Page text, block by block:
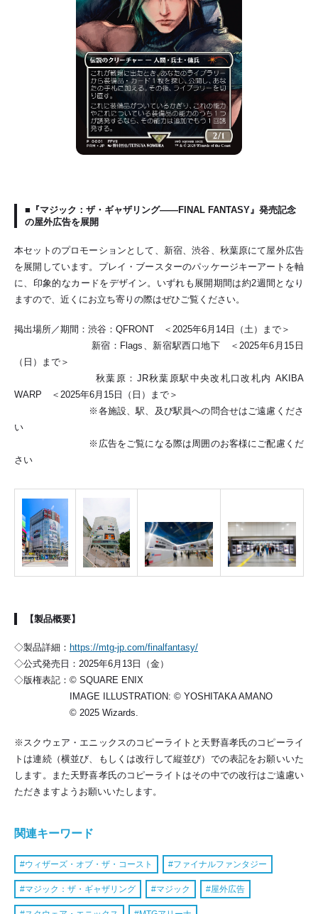
■『マジック：ザ・ギャザリング——FINAL FANTASY』発売記念
の屋外広告を展開
本セットのプロモーションとして、新宿、渋谷、秋葉原にて屋外広告
を展開しています。プレイ・ブースターのパッケージキーアートを軸
に、印象的なカードをデザイン。いずれも展開期間は約2週間となり
ますので、近くにお立ち寄りの際はぜひご覧ください。
掲出場所／期間：渋谷：QFRONT ＜2025年6月14日（土）まで＞
新宿：Flags、新宿駅西口地下 ＜2025年6月15日
（日）まで＞
秋葉原：JR秋葉原駅中央改札口改札内 AKIBA
WARP ＜2025年6月15日（日）まで＞
※各施設、駅、及び駅員への問合せはご遠慮くださ
い
※広告をご覧になる際は周囲のお客様にご配慮くだ
さい
【製品概要】
◇製品詳細： https://mtg-jp.com/finalfantasy/
◇公式発売日：2025年6月13日（金）
◇版権表記：© SQUARE ENIX
IMAGE ILLUSTRATION: © YOSHITAKA AMANO
© 2025 Wizards.
※スクウェア・エニックスのコピーライトと天野喜孝氏のコピーライ
トは連続（横並び、もしくは改行して縦並び）での表記をお願いいた
します。また天野喜孝氏のコピーライトはその中での改行はご遠慮い
ただきますようお願いいたします。
関連キーワード
ウィザーズ・オブ・ザ・コースト ファイナルファンタジー
マジック：ザ・ギャザリング マジック 屋外広告